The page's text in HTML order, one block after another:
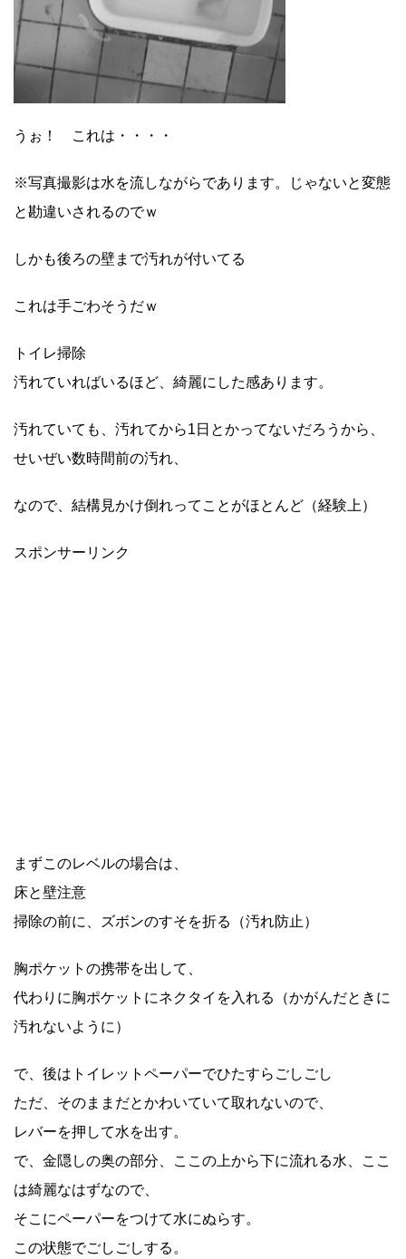
うぉ！ これは・・・・
※写真撮影は水を流しながらであります。じゃないと変態
と勘違いされるのでｗ
しかも後ろの壁まで汚れが付いてる
これは手ごわそうだｗ
トイレ掃除
汚れていればいるほど、綺麗にした感あります。
汚れていても、汚れてから1日とかってないだろうから、
せいぜい数時間前の汚れ、
なので、結構見かけ倒れってことがほとんど（経験上）
スポンサーリンク
まずこのレベルの場合は、
床と壁注意
掃除の前に、ズボンのすそを折る（汚れ防止）
胸ポケットの携帯を出して、
代わりに胸ポケットにネクタイを入れる（かがんだときに
汚れないように）
で、後はトイレットペーパーでひたすらごしごし
ただ、そのままだとかわいていて取れないので、
レバーを押して水を出す。
で、金隠しの奥の部分、ここの上から下に流れる水、ここ
は綺麗なはずなので、
そこにペーパーをつけて水にぬらす。
この状態でごしごしする。